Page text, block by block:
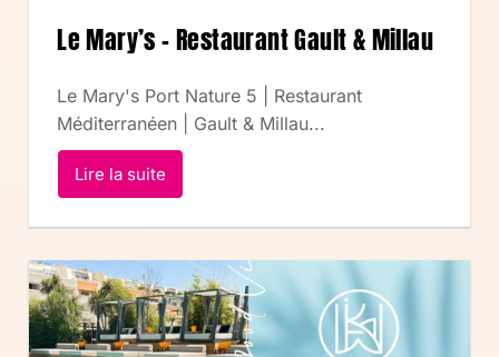
Le Mary’s – Restaurant Gault & Millau
Le Mary's Port Nature 5 | Restaurant
Méditerranéen | Gault & Millau...
Lire la suite